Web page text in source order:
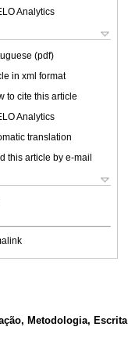
Analytics
(pdf)
in xml format
to cite this article
Analytics
translation
this article by e-mail
Metodologia, Escrita